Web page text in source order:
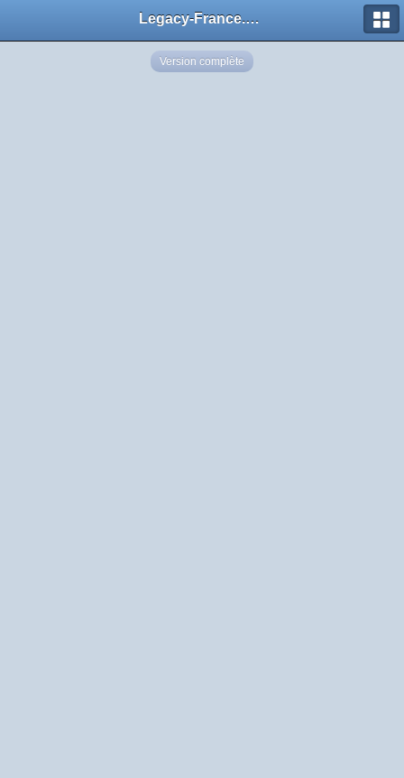
Legacy-France.org - Forum
Version complète